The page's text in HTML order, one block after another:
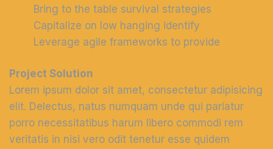
Bring to the table survival strategies
Capitalize on low hanging identify
Leverage agile frameworks to provide
Project Solution
Lorem ipsum dolor sit amet, consectetur adipisicing
elit. Delectus, natus numquam unde qui pariatur
porro necessitatibus harum libero commodi rem
veritatis in nisi vero odit tenetur esse quidem